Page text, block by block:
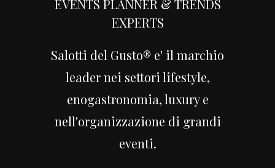
EVENTS PLANNER & TRENDS
EXPERTS
Salotti del Gusto® e' il marchio
leader nei settori lifestyle,
enogastronomia, luxury e
nell'organizzazione di grandi
eventi.